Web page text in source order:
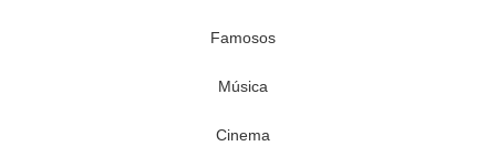
Famosos
Música
Cinema